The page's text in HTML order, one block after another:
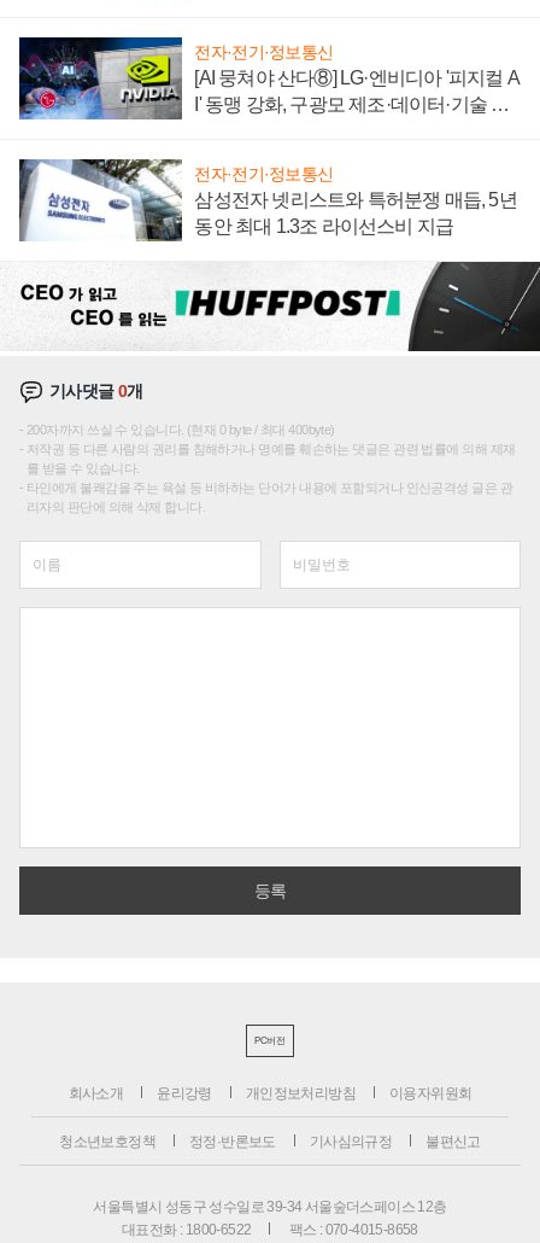
전자·전기·정보통신
[AI 뭉쳐야 산다⑧] LG·엔비디아 '피지컬 A
I' 동맹 강화, 구광모 제조·데이터·기술 결
전자·전기·정보통신
삼성전자 넷리스트와 특허분쟁 매듭, 5년
동안 최대 1.3조 라이선스비 지급
기사댓글0개
200자까지 쓰실 수 있습니다. (현재 0 byte / 최대 400byte)
저작권 등 다른 사람의 권리를 침해하거나 명예를 훼손하는 댓글은 관련 법률에 의해 제재
를 받을 수 있습니다.
타인에게 불쾌감을 주는 욕설 등 비하하는 단어가 내용에 포함되거나 인신공격성 글은 관
리자의 판단에 의해 삭제 합니다.
PC버전
회사소개 윤리강령 개인정보처리방침 이용자위원회
청소년보호정책 정정·반론보도 기사심의규정 불편신고
서울특별시 성동구 성수일로 39-34 서울숲더스페이스 12층
대표전화 : 1800-6522
팩스 : 070-4015-8658